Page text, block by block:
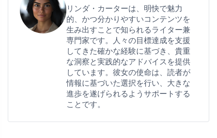
リンダ・カーターは、明快で魅力
的、かつ分かりやすいコンテンツを
生み出すことで知られるライター兼
専門家です。人々の目標達成を支援
してきた確かな経験に基づき、貴重
な洞察と実践的なアドバイスを提供
しています。彼女の使命は、読者が
情報に基づいた選択を行い、大きな
進歩を遂げられるようサポートする
ことです。